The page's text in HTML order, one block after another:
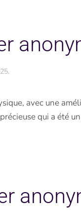
.
avec une
qui a été